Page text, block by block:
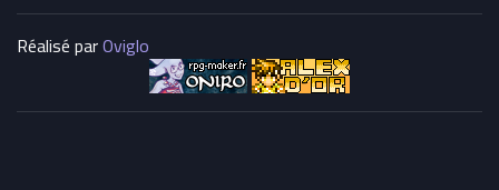
Réalisé parOviglo